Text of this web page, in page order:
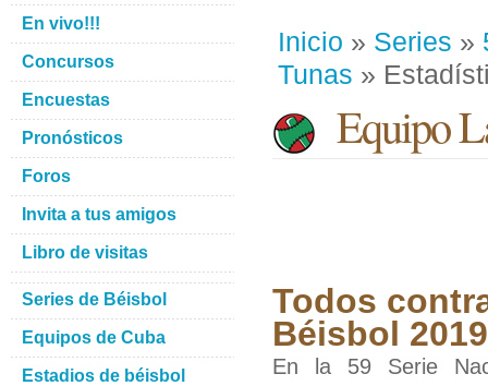
Inicio » Series »
Tunas »
Equipo
Todos
Béisbol
En la 59 Serie
En vivo!!!
Concursos
Encuestas
Pronósticos
Foros
Invita a tus amigos
Libro de visitas
Series de Béisbol
Equipos de Cuba
Estadios de béisbol